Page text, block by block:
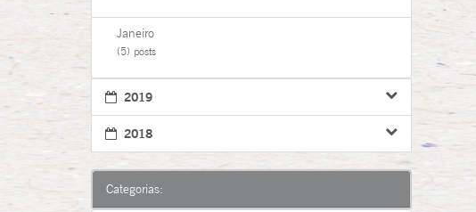
Janeiro
(5) posts
2019
2018
Categorias: